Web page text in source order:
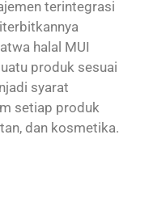
terintegrasi
halal MUI
produk sesuai
syarat
setiap produk
dan kosmetika.